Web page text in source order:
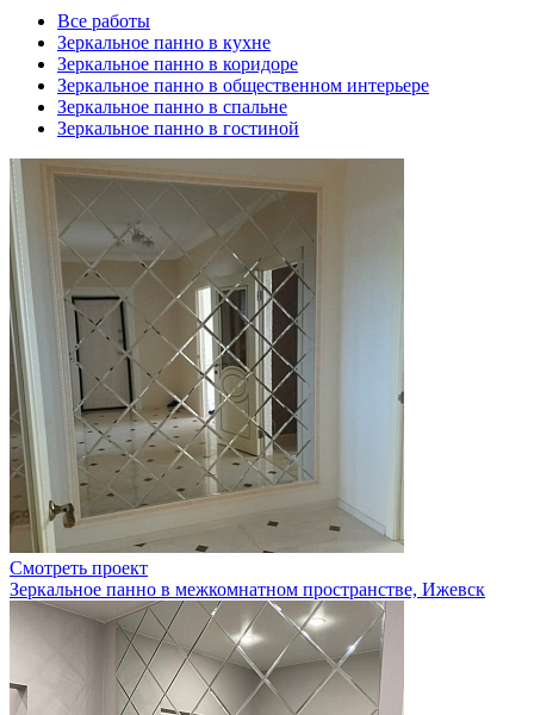
Все работы
Зеркальное панно в кухне
Зеркальное панно в коридоре
Зеркальное панно в общественном интерьере
Зеркальное панно в спальне
Зеркальное панно в гостиной
Смотреть проект
Зеркальное панно в межкомнатном пространстве, Ижевск